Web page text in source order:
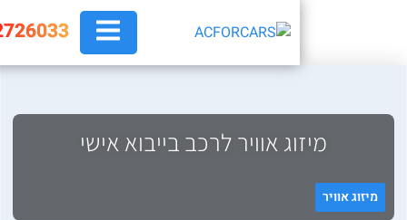
073-2726033
מיזוג אוויר לרכב בייבוא אישי
אוויר